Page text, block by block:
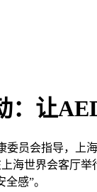
：让
委员会指导，
海世界会客厅
感”。